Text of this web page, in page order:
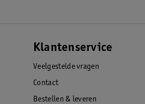
Klantenservice
Veelgestelde vragen
Contact
Bestellen & leveren